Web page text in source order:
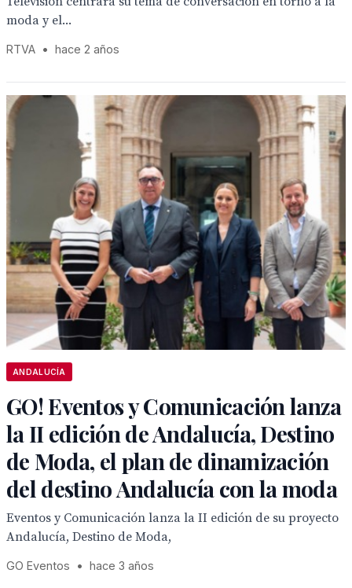
moda y el...
RTVA • hace 2 años
ANDALUCÍA
GO! Eventos y Comunicación lanza
la II edición de Andalucía, Destino
de Moda, el plan de dinamización
del destino Andalucía con la moda
Eventos y Comunicación lanza la II edición de su proyecto
Andalucía, Destino de Moda,
GO Eventos • hace 3 años